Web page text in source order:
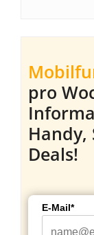
pro
Handy,
Deals!
E-Mail*